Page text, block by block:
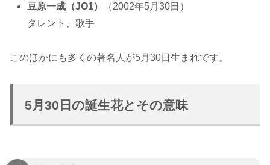
豆原一成（JO1）
（2002年5月30日）
タレント、歌手
このほかにも多くの著名人が5月30日生まれです。
5月30日の誕生花とその意味